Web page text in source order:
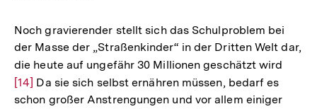
Noch gravierender stellt sich das Schulproblem bei
der Masse der „Straßenkinder“ in der Dritten Welt dar,
die heute auf ungefähr 30 Millionen geschätzt wird
[14] Da sie sich selbst ernähren müssen, bedarf es
schon großer Anstrengungen und vor allem einiger